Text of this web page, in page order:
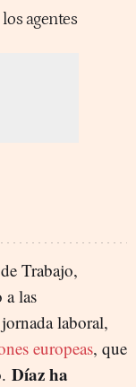
agentes
Trabajo,
las
laboral,
europeas, que
Díaz ha